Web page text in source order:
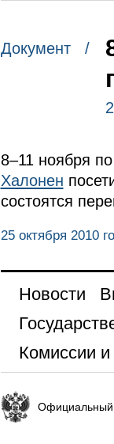
Документ /
8–11 ноября
Халонен
состоятся
25 октября 2010
Новости
Комиссии и
Официальный